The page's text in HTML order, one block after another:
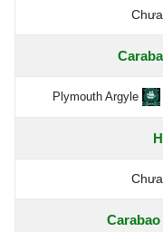
Plymouth Argyle